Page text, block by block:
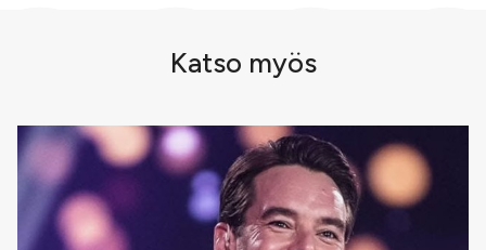
Katso myös